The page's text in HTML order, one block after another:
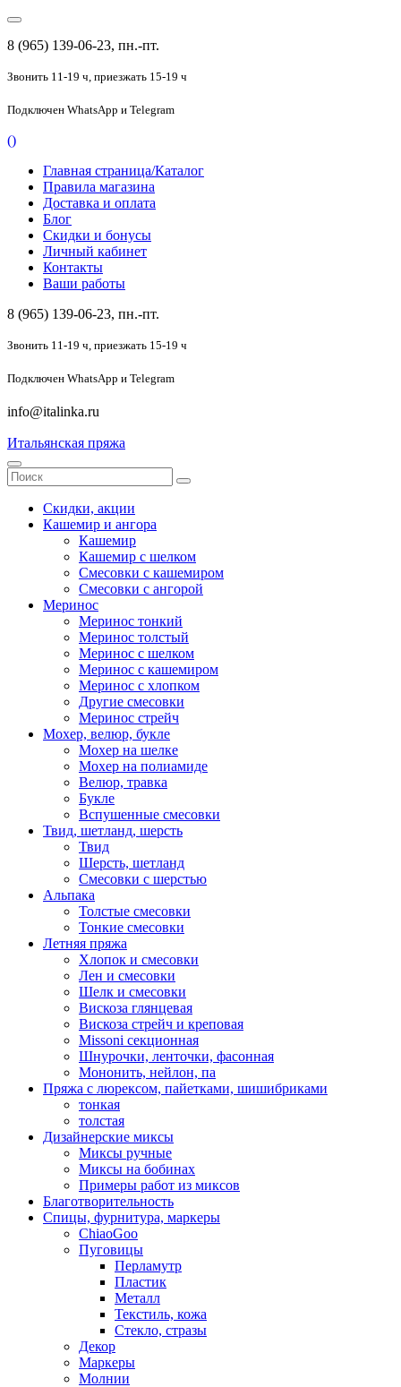
8 (965) 139-06-23, пн.-пт.
Звонить 11-19 ч, приезжать 15-19 ч
Подключен WhatsApp и Telegram
()
Главная страница/Каталог
Правила магазина
Доставка и оплата
Блог
Скидки и бонусы
Личный кабинет
Контакты
Ваши работы
8 (965) 139-06-23, пн.-пт.
Звонить 11-19 ч, приезжать 15-19 ч
Подключен WhatsApp и Telegram
info@italinka.ru
Итальянская пряжа
Скидки, акции
Кашемир и ангора
Кашемир
Кашемир с шелком
Смесовки с кашемиром
Смесовки с ангорой
Меринос
Меринос тонкий
Меринос толстый
Меринос с шелком
Меринос с кашемиром
Меринос с хлопком
Другие смесовки
Меринос стрейч
Мохер, велюр, букле
Мохер на шелке
Мохер на полиамиде
Велюр, травка
Букле
Вспушенные смесовки
Твид, шетланд, шерсть
Твид
Шерсть, шетланд
Смесовки с шерстью
Альпака
Толстые смесовки
Тонкие смесовки
Летняя пряжа
Хлопок и смесовки
Лен и смесовки
Шелк и смесовки
Вискоза глянцевая
Вискоза стрейч и креповая
Missoni секционная
Шнурочки, ленточки, фасонная
Мононить, нейлон, па
Пряжа с люрексом, пайетками, шишибриками
тонкая
толстая
Дизайнерские миксы
Миксы ручные
Миксы на бобинах
Примеры работ из миксов
Благотворительность
Спицы, фурнитура, маркеры
ChiaoGoo
Пуговицы
Перламутр
Пластик
Металл
Текстиль, кожа
Стекло, стразы
Декор
Маркеры
Молнии